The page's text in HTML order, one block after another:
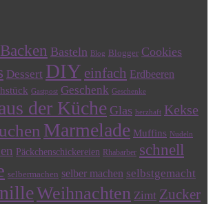
Backen Basteln Blog Blogger Cookies
Dessert DIY einfach Erdbeeren
Gastpost Geschenk Geschenke
der Küche Glas herzhaft Kekse
Marmelade Muffins Nudeln
Päckchenschickereien Rhabarber schnell
selbermachen selber machen selbstgemacht
Weihnachten Zimt Zucker